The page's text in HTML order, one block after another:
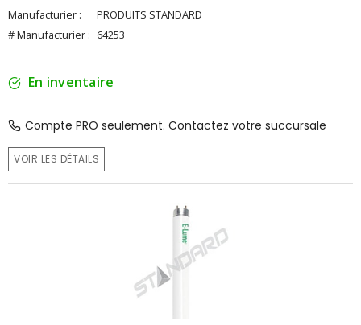
Manufacturier :
PRODUITS STANDARD
# Manufacturier : 64253
En inventaire
Compte PRO seulement. Contactez votre succursale
VOIR LES DÉTAILS